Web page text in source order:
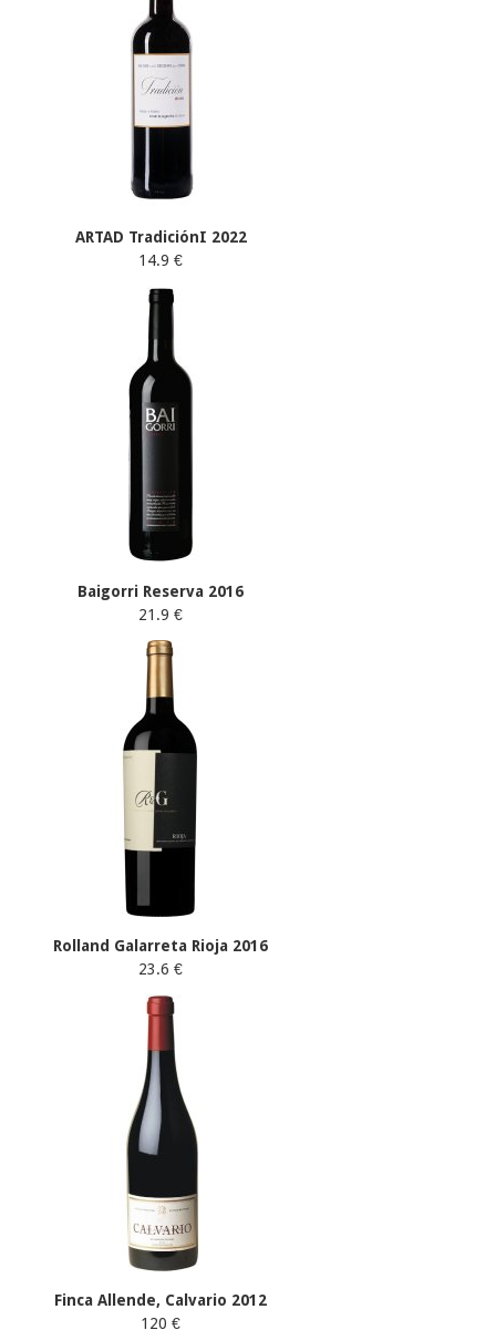
ARTAD TradiciónI 2022
14.9 €
Baigorri Reserva 2016
21.9 €
Rolland Galarreta Rioja 2016
23.6 €
Finca Allende, Calvario 2012
120 €